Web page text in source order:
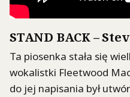
STAND BACK –
Ta piosenka stała się
wokalistki Fleetwood
do jej napisania był